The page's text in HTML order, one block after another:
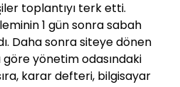
toplantıyı terk etti.
1 gün sonra sabah
Daha sonra siteye dönen
yönetim odasındaki
karar defteri, bilgisayar